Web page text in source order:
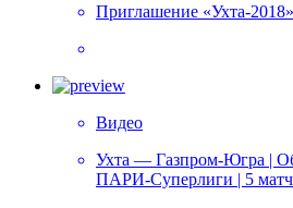
Приглашение «Ухта-2018»
Видео
Ухта — Газпром-Югра |
ПАРИ-Суперлиги | 5 матч